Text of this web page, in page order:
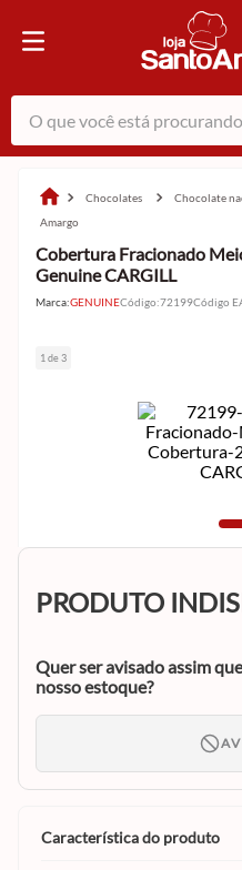
O que você está procurando?
chocolates chocolate
amargo
Cobertura Fracionado
Genuine CARGILL
Marca:GENUINECódigo:72199Código
1 de 3
PRODUTO
Quer ser avisado assim
nosso estoque?
característica do produto